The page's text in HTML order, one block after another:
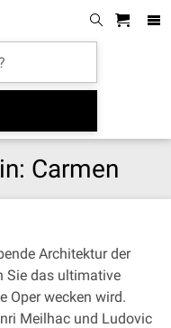
Carmen
Architektur der
Sie das ultimative
Oper wecken wird.
Meilhac und Ludovic